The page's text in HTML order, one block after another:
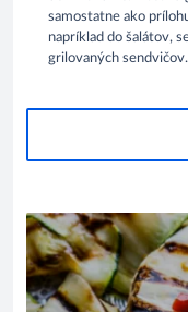
samostatne ako
napríklad do šalátov,
grilovaných sendvičov.